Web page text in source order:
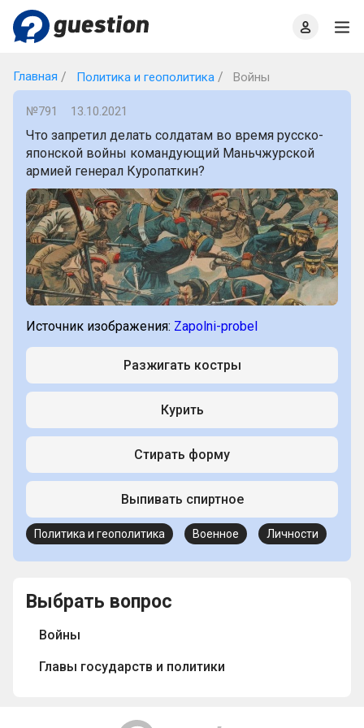
Главная Политика и геополитика Войны
№791 13.10.2021
Что запретил делать солдатам во время русско-
японской войны командующий Маньчжурской
армией генерал Куропаткин?
Источник изображения: Zapolni-probel
Разжигать костры
Курить
Стирать форму
Выпивать спиртное
Политика и геополитика Военное Личности
Выбрать вопрос
Войны
Главы государств и политики